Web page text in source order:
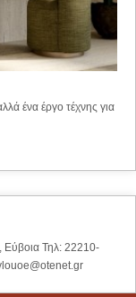
ένα έργο τέχνης για
Τηλ: 22210-